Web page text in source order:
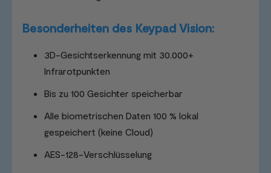
Besonderheiten des Keypad Vision:
3D-Gesichtserkennung mit 30.000+
Infrarotpunkten
Bis zu 100 Gesichter speicherbar
Alle biometrischen Daten 100 % lokal
gespeichert (keine Cloud)
AES-128-Verschlüsselung